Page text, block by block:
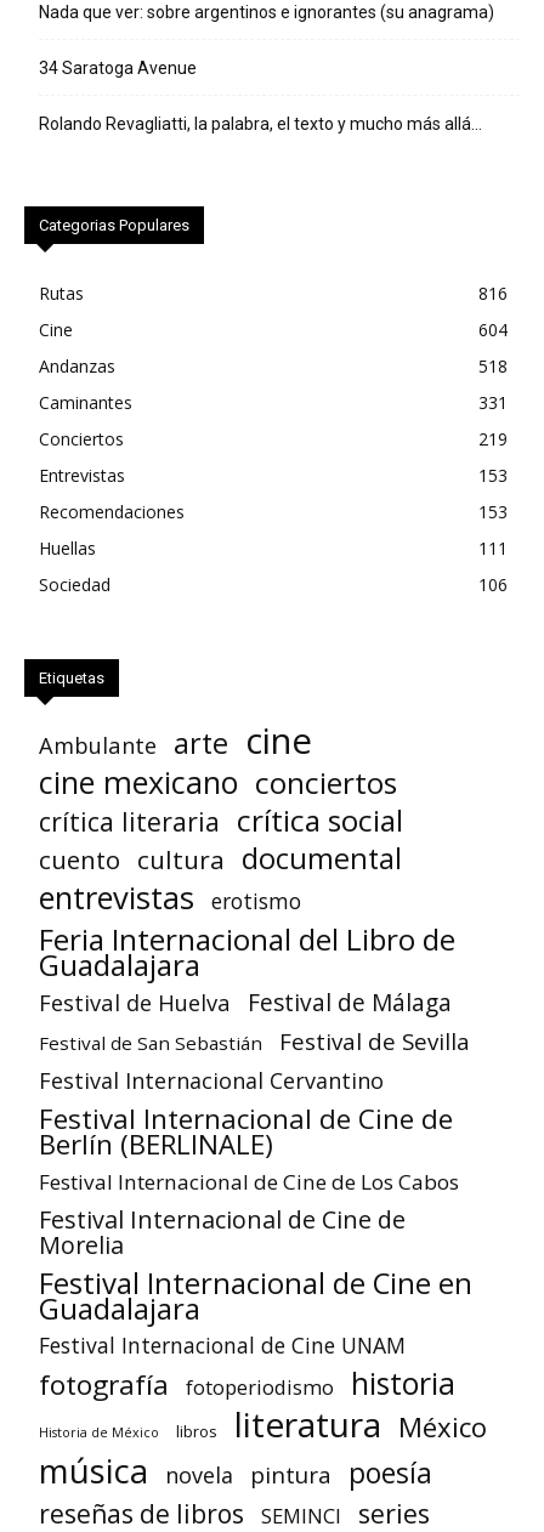
Nada que ver: sobre argentinos e ignorantes (su anagrama)
34 Saratoga Avenue
Rolando Revagliatti, la palabra, el texto y mucho más allá…
Categorias Populares
Rutas
816
Cine
604
Andanzas
518
Caminantes
331
Conciertos
219
Entrevistas
153
Recomendaciones
153
Huellas
111
Sociedad
106
Etiquetas
Ambulante arte cine
cine mexicano conciertos
crítica literaria crítica social
cuento cultura documental
entrevistas erotismo
Feria Internacional del Libro de
Guadalajara
Festival de Huelva Festival de Málaga
Festival de San Sebastián Festival de Sevilla
Festival Internacional Cervantino
Festival Internacional de Cine de
Berlín (BERLINALE)
Festival Internacional de Cine de Los Cabos
Festival Internacional de Cine de
Morelia
Festival Internacional de Cine en
Guadalajara
Festival Internacional de Cine UNAM
fotografía fotoperiodismo historia
Historia de México libros literatura México
música novela pintura poesía
reseñas de libros SEMINCI series